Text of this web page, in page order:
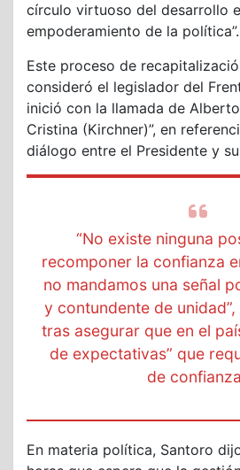
círculo virtuoso del desarrollo
empoderamiento de la política”.
Este proceso de
consideró el legislador del
inició con la llamada de
Cristina (Kirchner)”, en
diálogo entre el Presidente y
“No existe ninguna
recomponer la confianza
no mandamos una señal
y contundente de
tras asegurar que en el
de expectativas” que
de
En materia política, Santoro